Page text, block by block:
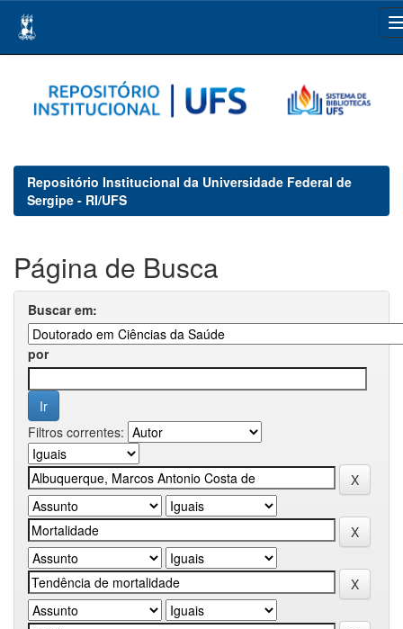
navigation
Repositório Institucional da Universidade Federal de
Sergipe - RI/UFS
Página de Busca
Buscar em:
por
Filtros correntes: